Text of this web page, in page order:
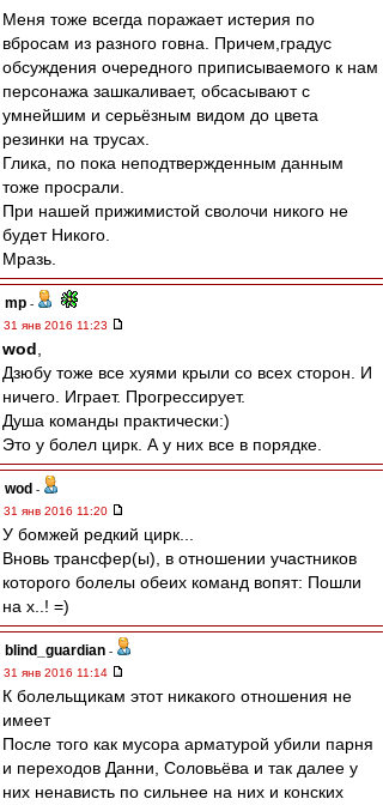
Меня тоже всегда поражает истерия по
вбросам из разного говна. Причем,градус
обсуждения очередного приписываемого к нам
персонажа зашкаливает, обсасывают с
умнейшим и серьёзным видом до цвета
резинки на трусах.
Глика, по пока неподтвержденным данным
тоже просрали.
При нашей прижимистой сволочи никого не
будет Никого.
Мразь.
mp -
31 янв 2016 11:23
wod
Дзюбу тоже все хуями крыли со всех сторон. И
ничего. Играет. Прогрессирует.
Душа команды практически:)
Это у болел цирк. А у них все в порядке.
wod -
31 янв 2016 11:20
У бомжей редкий цирк...
Вновь трансфер(ы), в отношении участников
которого болелы обеих команд вопят: Пошли
на х..! =)
blind_guardian -
31 янв 2016 11:14
К болельщикам этот никакого отношения не
имеет
После того как мусора арматурой убили парня
и переходов Данни, Соловьёва и так далее у
них ненависть по сильнее на них и конских